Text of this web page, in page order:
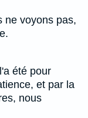
ne voyons pas,
été pour
et par la
nous